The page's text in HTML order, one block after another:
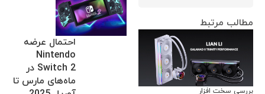
احتمال عرضه
Nintendo
Switch 2 در
ماه‌های مارس تا
مطالب مرتبط
بررسی سخت افزار